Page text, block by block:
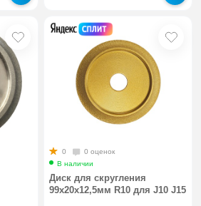
0
0 оценок
В наличии
Диск для скругления
99x20x12,5мм R10 для J10 J15